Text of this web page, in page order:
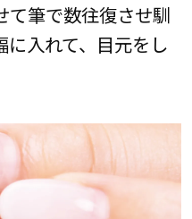
て筆で数往復させ馴
に入れて、目元をし